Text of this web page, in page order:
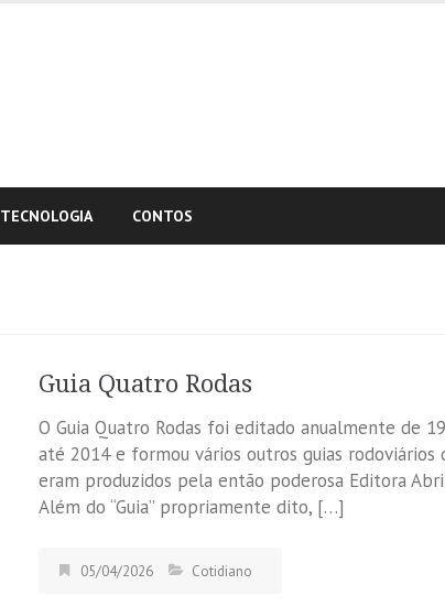
TECNOLOGIA CONTOS
Guia Quatro Rodas
O Guia Quatro Rodas foi editado anualmente de
até 2014 e formou vários outros guias rodoviários
eram produzidos pela então poderosa Editora
Além do “Guia” propriamente dito, […]
05/04/2026 Cotidiano